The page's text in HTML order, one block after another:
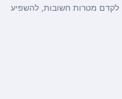
לקדם מטרות חשובות, להשפיע